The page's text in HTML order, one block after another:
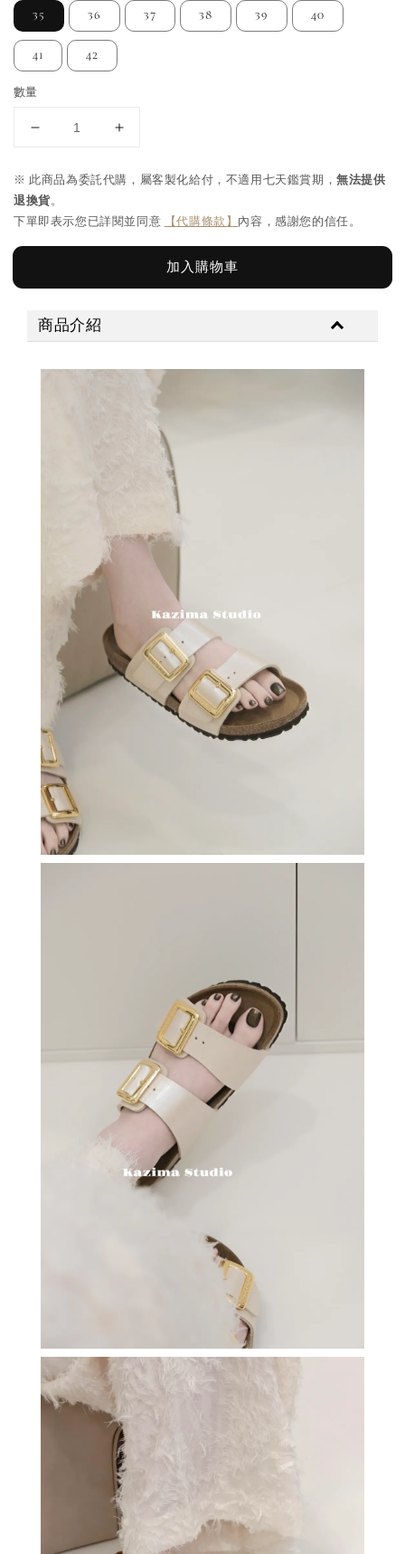
35 36 37 38 39 40
41 42
數量
※ 此商品為委託代購，屬客製化給付，不適用七天鑑賞期，無法提供
退換貨。
下單即表示您已詳閱並同意
【代購條款】 內容，感謝您的信任。
加入購物車
商品介紹